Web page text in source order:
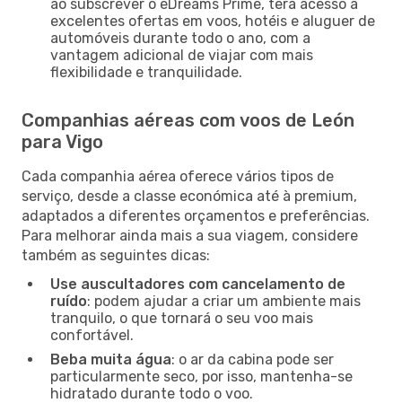
ao subscrever o eDreams Prime, terá acesso a
excelentes ofertas em voos, hotéis e aluguer de
automóveis durante todo o ano, com a
vantagem adicional de viajar com mais
flexibilidade e tranquilidade.
Companhias aéreas com voos de León
para Vigo
Cada companhia aérea oferece vários tipos de
serviço, desde a classe económica até à premium,
adaptados a diferentes orçamentos e preferências.
Para melhorar ainda mais a sua viagem, considere
também as seguintes dicas:
Use auscultadores com cancelamento de
ruído: podem ajudar a criar um ambiente mais
tranquilo, o que tornará o seu voo mais
confortável.
Beba muita água: o ar da cabina pode ser
particularmente seco, por isso, mantenha-se
hidratado durante todo o voo.